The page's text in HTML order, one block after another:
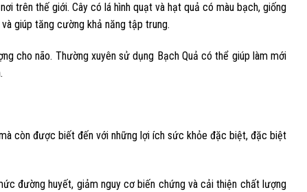
trên thế giới. Cây có lá hình quạt và hạt quả có màu bạch, giống
giúp tăng cường khả năng tập trung.
cho não. Thường xuyên sử dụng Bạch Quả có thể giúp làm mới
còn được biết đến với những lợi ích sức khỏe đặc biệt, đặc biệt
đường huyết, giảm nguy cơ biến chứng và cải thiện chất lượng